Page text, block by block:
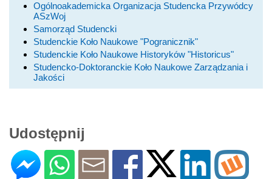
Ogólnoakademicka Organizacja Studencka Przywódcy
ASzWoj
Samorząd Studencki
Studenckie Koło Naukowe "Pogranicznik"
Studenckie Koło Naukowe Historyków "Historicus"
Studencko-Doktoranckie Koło Naukowe Zarządzania i
Jakości
Udostępnij